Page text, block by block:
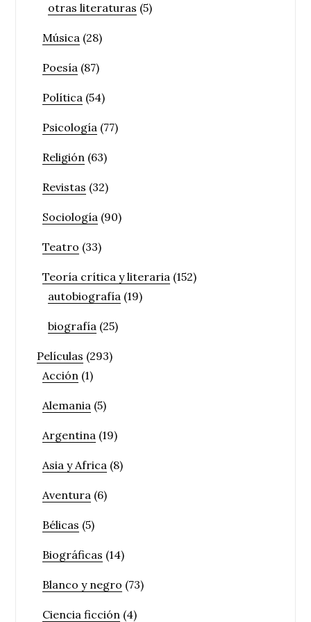
otras literaturas (5)
Música (28)
Poesía (87)
Política (54)
Psicología (77)
Religión (63)
Revistas (32)
Sociología (90)
Teatro (33)
Teoría crítica y literaria (152)
autobiografía (19)
biografía (25)
Películas (293)
Acción (1)
Alemania (5)
Argentina (19)
Asia y Africa (8)
Aventura (6)
Bélicas (5)
Biográficas (14)
Blanco y negro (73)
Ciencia ficción (4)